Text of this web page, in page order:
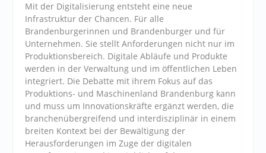
Mit der Digitalisierung entsteht eine neue
Infrastruktur der Chancen. Für alle
Brandenburgerinnen und Brandenburger und für
Unternehmen. Sie stellt Anforderungen nicht nur im
Produktionsbereich. Digitale Abläufe und Produkte
werden in der Verwaltung und im öffentlichen Leben
integriert. Die Debatte mit ihrem Fokus auf das
Produktions- und Maschinenland Brandenburg kann
und muss um Innovationskräfte ergänzt werden, die
branchenübergreifend und interdisziplinär in einem
breiten Kontext bei der Bewältigung der
Herausforderungen im Zuge der digitalen